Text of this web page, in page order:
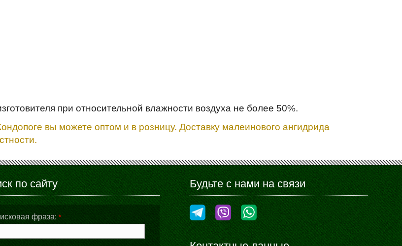
при относительной влажности воздуха не более 50%.
вы можете оптом и в розницу. Доставку малеинового ангидрида
по сайту
фраза: *
Будьте с нами на связи